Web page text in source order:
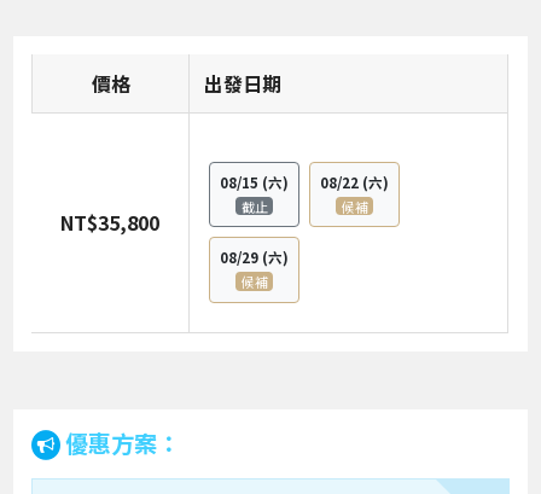
優惠方案：
價格 日期
NT$35,800
08/15 (六)
截止
08/22 (六)
候補
08/29 (六)
候補